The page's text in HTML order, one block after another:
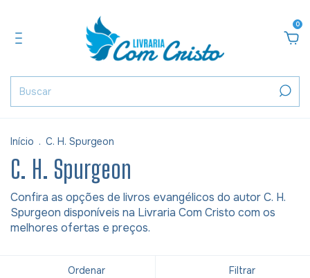
0
Início . C. H. Spurgeon
C. H. Spurgeon
Confira as opções de livros evangélicos do autor C. H.
Spurgeon disponíveis na Livraria Com Cristo com os
melhores ofertas e preços.
Ordenar Filtrar